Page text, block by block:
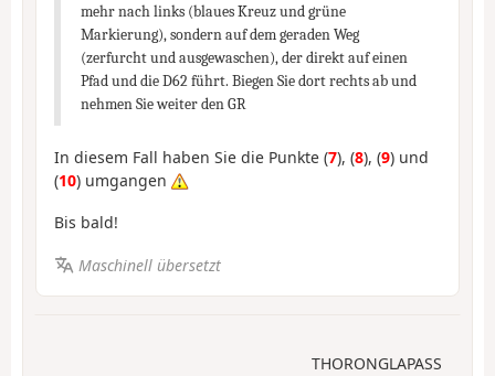
mehr nach links (blaues Kreuz und grüne
Markierung), sondern auf dem geraden Weg
(zerfurcht und ausgewaschen), der direkt auf einen
Pfad und die D62 führt. Biegen Sie dort rechts ab und
nehmen Sie weiter den GR
In diesem Fall haben Sie die Punkte (7), (8), (9) und
(10) umgangen
Bis bald!
Maschinell übersetzt
THORONGLAPASS